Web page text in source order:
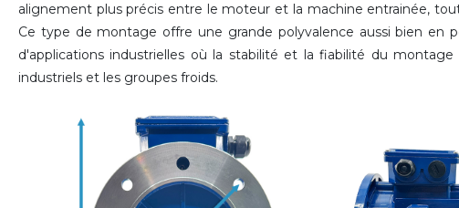
alignement plus précis entre le moteur et la machine entrainée,
Ce type de montage offre une grande polyvalence aussi bien en
d'applications industrielles où la stabilité et la fiabilité du
industriels et les groupes froids.